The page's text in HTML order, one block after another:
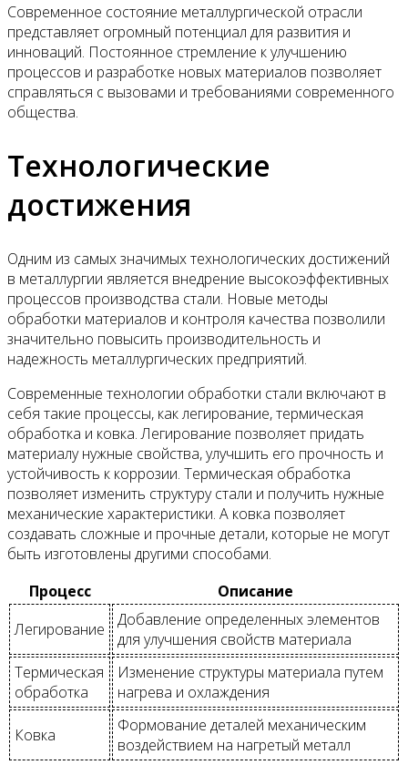
Современное состояние металлургической отрасли
представляет огромный потенциал для развития и
инноваций. Постоянное стремление к улучшению
процессов и разработке новых материалов позволяет
справляться с вызовами и требованиями современного
общества.
Технологические
достижения
Одним из самых значимых технологических достижений
в металлургии является внедрение высокоэффективных
процессов производства стали. Новые методы
обработки материалов и контроля качества позволили
значительно повысить производительность и
надежность металлургических предприятий.
Современные технологии обработки стали включают в
себя такие процессы, как легирование, термическая
обработка и ковка. Легирование позволяет придать
материалу нужные свойства, улучшить его прочность и
устойчивость к коррозии. Термическая обработка
позволяет изменить структуру стали и получить нужные
механические характеристики. А ковка позволяет
создавать сложные и прочные детали, которые не могут
быть изготовлены другими способами.
Процесс
Описание
Легирование
Добавление определенных элементов
для улучшения свойств материала
Термическая
обработка
Изменение структуры материала путем
нагрева и охлаждения
Ковка
Формование деталей механическим
воздействием на нагретый металл